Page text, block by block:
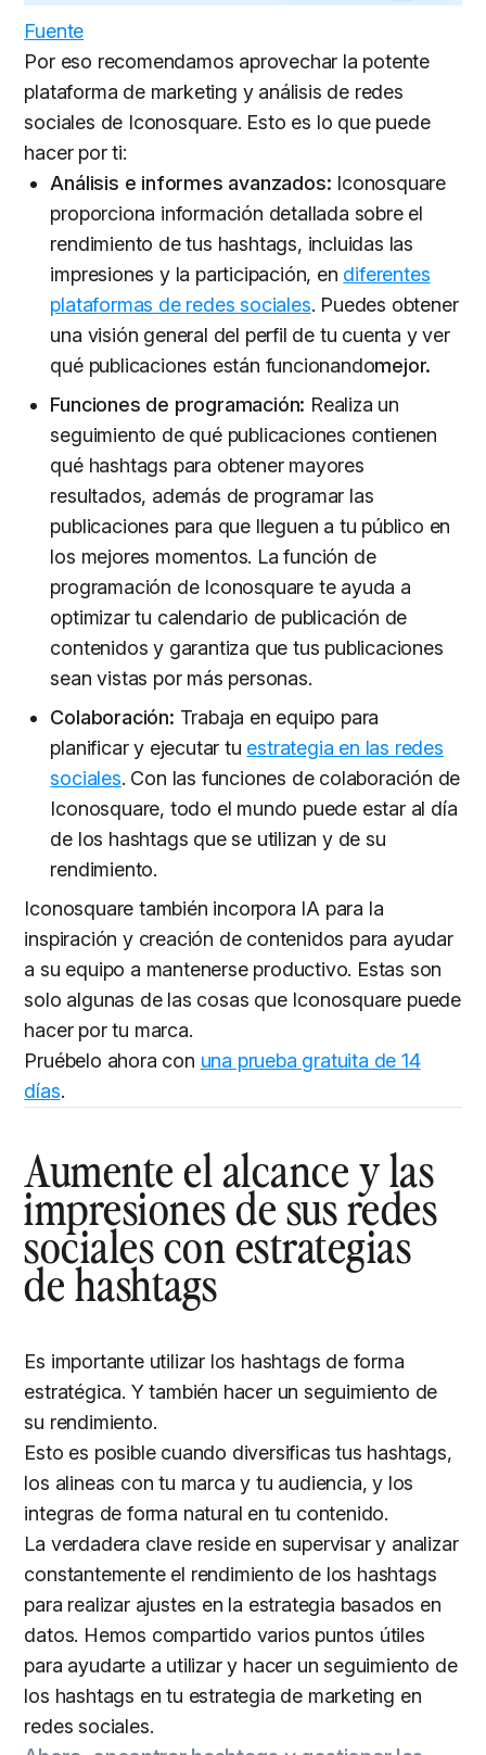
Fuente
Por eso recomendamos aprovechar la potente
plataforma de marketing y análisis de redes
sociales de Iconosquare. Esto es lo que puede
hacer por ti:
Análisis e informes avanzados: Iconosquare
proporciona información detallada sobre el
rendimiento de tus hashtags, incluidas las
impresiones y la participación, en diferentes
plataformas de redes sociales. Puedes obtener
una visión general del perfil de tu cuenta y ver
qué publicaciones están funcionandomejor.
Funciones de programación: Realiza un
seguimiento de qué publicaciones contienen
qué hashtags para obtener mayores
resultados, además de programar las
publicaciones para que lleguen a tu público en
los mejores momentos. La función de
programación de Iconosquare te ayuda a
optimizar tu calendario de publicación de
contenidos y garantiza que tus publicaciones
sean vistas por más personas.
Colaboración: Trabaja en equipo para
planificar y ejecutar tu estrategia en las redes
sociales. Con las funciones de colaboración de
Iconosquare, todo el mundo puede estar al día
de los hashtags que se utilizan y de su
rendimiento.
Iconosquare también incorpora IA para la
inspiración y creación de contenidos para ayudar
a su equipo a mantenerse productivo. Estas son
solo algunas de las cosas que Iconosquare puede
hacer por tu marca.
Pruébelo ahora con una prueba gratuita de 14
días.
Aumente el alcance y las
impresiones de sus redes
sociales con estrategias
de hashtags
Es importante utilizar los hashtags de forma
estratégica. Y también hacer un seguimiento de
su rendimiento.
Esto es posible cuando diversificas tus hashtags,
los alineas con tu marca y tu audiencia, y los
integras de forma natural en tu contenido.
La verdadera clave reside en supervisar y analizar
constantemente el rendimiento de los hashtags
para realizar ajustes en la estrategia basados en
datos. Hemos compartido varios puntos útiles
para ayudarte a utilizar y hacer un seguimiento de
los hashtags en tu estrategia de marketing en
redes sociales.